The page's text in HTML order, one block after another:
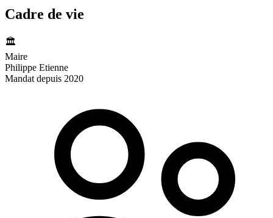
Cadre de vie
🏛️
Maire
Philippe Etienne
Mandat depuis 2020